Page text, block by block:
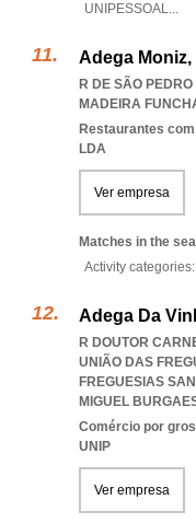
UNIPESSOAL...
Adega Moniz,
R DE SÃO
MADEIRA
Restaurantes
LDA
Ver empresa
Matches in the
Activity categories:
Adega Da
R DOUTOR
UNIÃO DAS
FREGUESIAS
MIGUEL
Comércio por
UNIP
Ver empresa